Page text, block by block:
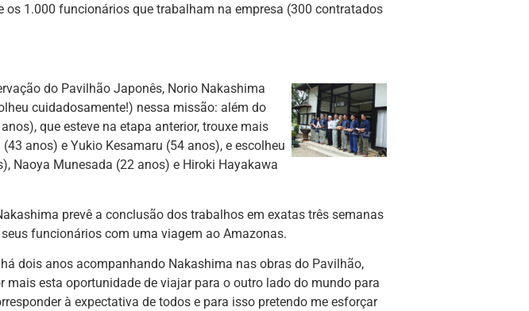
os 1.000 funcionários que trabalham na empresa (300 contratados
do Pavilhão Japonês, Norio Nakashima
cuidadosamente!) nessa missão: além do
que esteve na etapa anterior, trouxe mais
anos) e Yukio Kesamaru (54 anos), e escolheu
Naoya Munesada (22 anos) e Hiroki Hayakawa
prevê a conclusão dos trabalhos em exatas três semanas
funcionários com uma viagem ao Amazonas.
dois anos acompanhando Nakashima nas obras do Pavilhão,
mais esta oportunidade de viajar para o outro lado do mundo para
à expectativa de todos e para isso pretendo me esforçar